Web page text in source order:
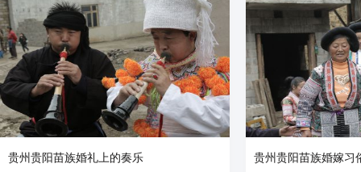
贵州贵阳苗族婚礼上的奏乐
贵州贵阳苗族婚嫁习